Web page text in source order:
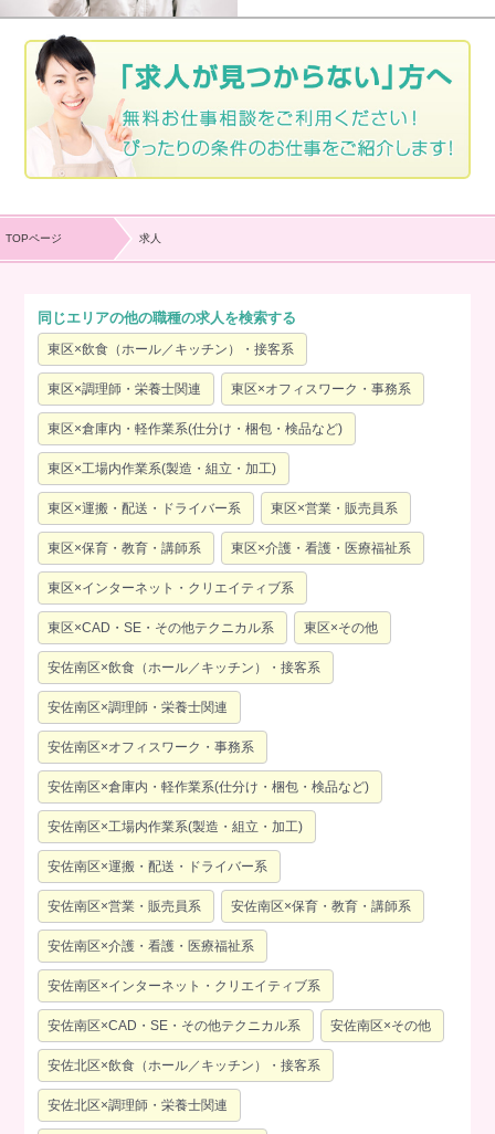
TOPページ 求人
同じエリアの他の職種の求人を検索する
東区×飲食（ホール／キッチン）・接客系
東区×調理師・栄養士関連 東区×オフィスワーク・事務系
東区×倉庫内・軽作業系(仕分け・梱包・検品など)
東区×工場内作業系(製造・組立・加工)
東区×運搬・配送・ドライバー系 東区×営業・販売員系
東区×保育・教育・講師系 東区×介護・看護・医療福祉系
東区×インターネット・クリエイティブ系
東区×CAD・SE・その他テクニカル系 東区×その他
安佐南区×飲食（ホール／キッチン）・接客系
安佐南区×調理師・栄養士関連
安佐南区×オフィスワーク・事務系
安佐南区×倉庫内・軽作業系(仕分け・梱包・検品など)
安佐南区×工場内作業系(製造・組立・加工)
安佐南区×運搬・配送・ドライバー系
安佐南区×営業・販売員系 安佐南区×保育・教育・講師系
安佐南区×介護・看護・医療福祉系
安佐南区×インターネット・クリエイティブ系
安佐南区×CAD・SE・その他テクニカル系 安佐南区×その他
安佐北区×飲食（ホール／キッチン）・接客系
安佐北区×調理師・栄養士関連